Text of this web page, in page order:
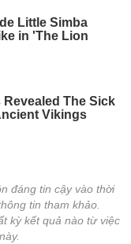
đáng tin cậy vào thời
tin tham khảo.
kỳ kết quả nào từ việc